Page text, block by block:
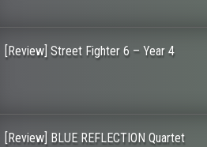
[Review] Street Fighter 6 – Year 4
[Review] BLUE REFLECTION Quartet